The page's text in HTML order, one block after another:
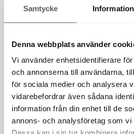
Samtycke Information
Denna webbplats använder
Vi använder enhetsidentifierare
och annonserna till användarna,
för sociala medier och analysera
vidarebefordrar även sådana
information från din enhet till de
annons- och analysföretag som vi
Konferens
Den 14:e februari, på
invigdes Scenens
lounge- och eventyta i
Business Park.